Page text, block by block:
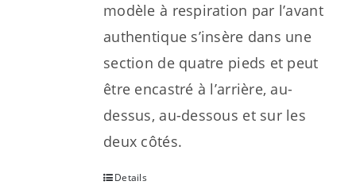
modèle à respiration par l’avant
authentique s’insère dans une
section de quatre pieds et peut
être encastré à l’arrière, au-
dessus, au-dessous et sur les
deux côtés.
Details